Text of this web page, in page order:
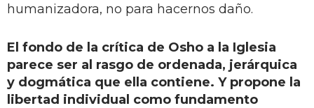
humanizadora, no para hacernos daño.
El fondo de la crítica de Osho a la Iglesia
parece ser al rasgo de ordenada, jerárquica
y dogmática que ella contiene. Y propone la
libertad individual como fundamento